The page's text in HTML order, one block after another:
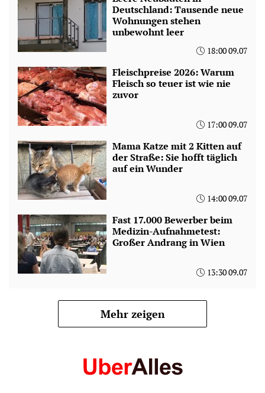
Deutschland: Tausende neue
Wohnungen stehen
unbewohnt leer
18:00 09.07
Fleischpreise 2026: Warum
Fleisch so teuer ist wie nie
zuvor
17:00 09.07
Mama Katze mit 2 Kitten auf
der Straße: Sie hofft täglich
auf ein Wunder
14:00 09.07
Fast 17.000 Bewerber beim
Medizin-Aufnahmetest:
Großer Andrang in Wien
13:30 09.07
Mehr zeigen